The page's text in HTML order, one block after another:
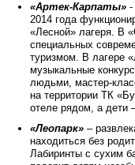
«Артек-Карпаты» -
2014 года
«Лесной» лагеря. В
специальных
туризмом. В лагере
музыкальные
людьми, мастер-
на территории ТК
отеле рядом, а дети
«Леопарк» –
находиться без
Лабиринты с сухим